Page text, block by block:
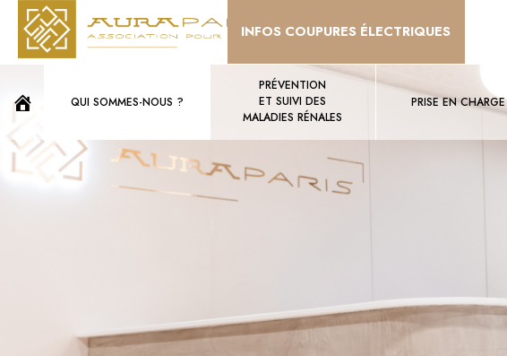
INFOS COUPURES ÉLECTRIQUES
QUI SOMMES-NOUS ?
PRÉVENTION
ET SUIVI DES
MALADIES RÉNALES
PRISE EN CHARGE